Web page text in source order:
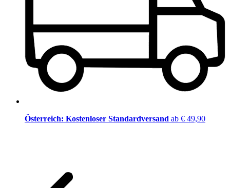
Österreich: Kostenloser Standardversand ab € 49,90